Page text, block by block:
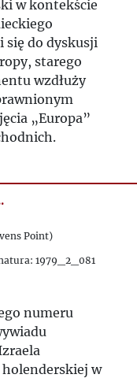
w kontekście
do dyskusji
starego
wzdłuży
„Europa”
Point)
1979_2_081
numeru
w